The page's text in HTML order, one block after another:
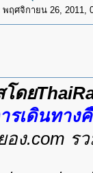
พฤศจิกายน 26, 2011,
ดย
รเดินทาง
อง.com